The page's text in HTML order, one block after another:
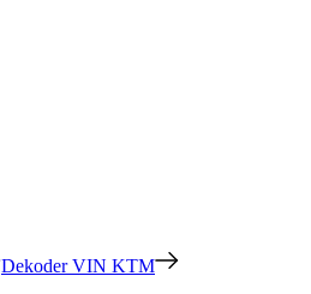
Dekoder VIN KTM